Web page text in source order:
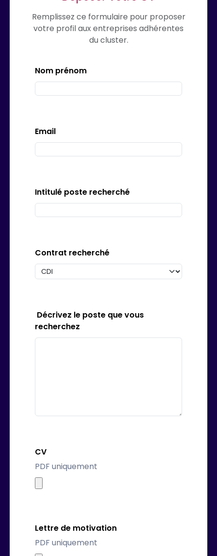
Remplissez ce formulaire pour proposer
votre profil aux entreprises adhérentes
du cluster.
Nom prénom
Email
Intitulé poste recherché
Contrat recherché
Décrivez le poste que vous
recherchez
CV
PDF uniquement
Lettre de motivation
PDF uniquement